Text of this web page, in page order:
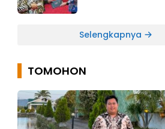
Selengkapnya
TOMOHON